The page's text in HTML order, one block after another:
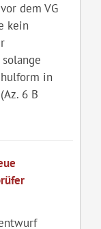
dem VG
kein
in
6 B